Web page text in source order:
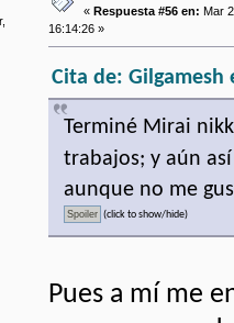
«Respuesta #56 en: Mar
16:14:26 »
Cita de: Gilgamesh
Terminé Mirai
trabajos; y aún
aunque no me
(click to show/hide)
Pues a mí me